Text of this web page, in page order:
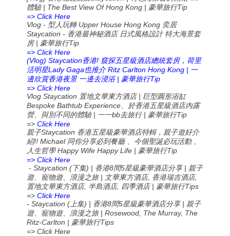
體驗| The Best View Of Hong Kong | 豪華旅行Tip
=> Click Here
Vlog - 型人玩轉Upper House Hong Kong 奕居
Staycation - 香港最神秘酒店 日式風格設計 特大海景套
房| 豪華旅行Tip
=> Click Here
(Vlog) Staycation香港! 窺探五星級酒店總統套房，荷里
活明星Lady Gaga也推介Ritz Carlton Hong Kong | 一
邊欣賞香港夜景 一邊去浸浴| 豪華旅行Tip
=> Click Here
Vlog Staycation 置地文華東方酒店| 巨型圓形浴缸
Bespoke Bathtub Experience 、於香港五星級酒店內露
營、與別不同的體驗| 一一bb去旅行| 豪華旅行Tip
=>Click Here
親子Staycation 香港五星級豪華酒店特輯，親子遊好介
紹!! Michael 同你分享必到餐廳 、今個聖誕必玩活動
人生哲學Happy Wife Happy Life | 豪華旅行Tip
=> Click Here
- Staycation (下集) | 香港8間5星級豪華酒店分享| 親子
遊、寵物遊、浪漫之旅| 文華東方酒店, 香港瑞吉酒店,
置地文華東方酒店, 半島酒店, 四季酒店| 豪華旅行Tips
=>Click Here
-Staycation (上集) | 香港8間5星級豪華酒店分享| 親子
遊、寵物遊、浪漫之旅| Rosewood, The Murray, The
Ritz-Carlton | 豪華旅行Tips
=> Click Here